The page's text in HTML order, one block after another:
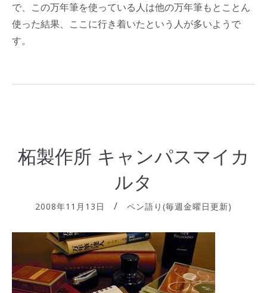
で、この万年筆を使っている人は他の万年筆もとことん
使った結果、ここに行き着いたという人が多いようで
す。
柘製作所 キャンパスマイカ
ルタ
2008年11月13日 ペン語り(毎週金曜日更新)